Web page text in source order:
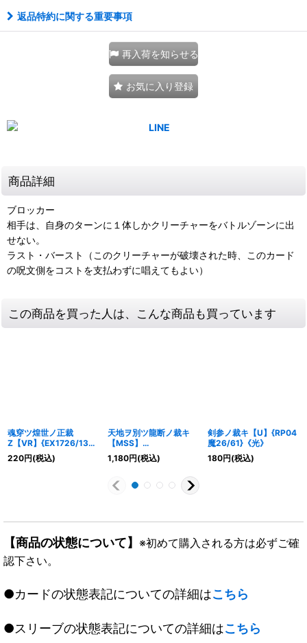
返品特約に関する重要事項
再入荷を知らせる
お気に入り登録
商品詳細
ブロッカー
相手は、自身のターンに１体しかクリーチャーをバトルゾーンに出
せない。
ラスト・バースト（このクリーチャーが破壊された時、このカード
の呪文側をコストを支払わずに唱えてもよい）
この商品を買った人は、こんな商品も買っています
魂穿ツ煌世ノ正裁
Z【VR】{EX1726/138}
《光》
220円(税込)
天地ヲ別ツ龍断ノ裁キ
【MSS】
{EX07M1/M12}《光》
1,180円(税込)
剣参ノ裁キ【U】{RP04
魔26/61}《光》
180円(税込)
【商品の状態について】 ※初めて購入される方は必ずご確
認下さい。
●カードの状態表記についての詳細はこちら
●スリーブの状態表記についての詳細はこちら